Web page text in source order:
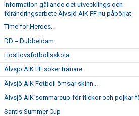
Information gällande det utvecklings och
förändringsarbete Älvsjö AIK FF nu påbörjat
Time for Heroes..
DD = Dubbeldam
Höstlovsfotbollsskola
Älvsjö AIK FF söker tränare
Älvsjö AIK Fotboll ömsar skinn...
Älvsjö AIK sommarcup för flickor och pojkar
Santis Summer Cup